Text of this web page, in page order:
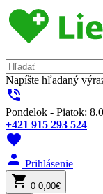
Napíšte hľadaný
phone_in_talk
Pondelok - Piatok:
+421 915 293 524
favorite
person Prihlásenie
shopping_cart 0 0,00€